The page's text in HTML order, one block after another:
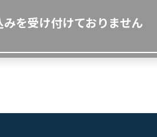
を受け付けておりません